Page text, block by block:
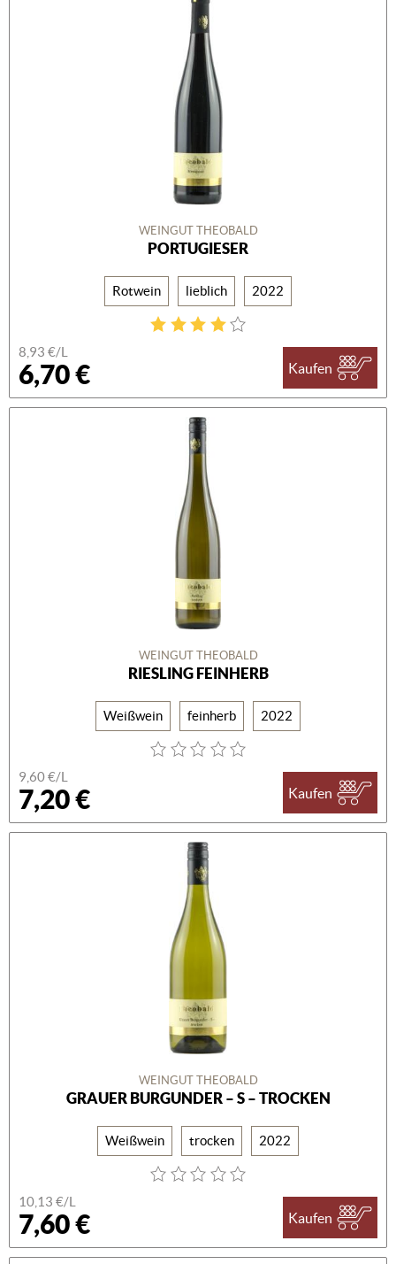
WEINGUT THEOBALD
PORTUGIESER
Rotwein lieblich 2022
8,93 €/L
6,70 € Kaufen
WEINGUT THEOBALD
RIESLING FEINHERB
Weißwein feinherb 2022
9,60 €/L
7,20 € Kaufen
WEINGUT THEOBALD
GRAUER BURGUNDER – S – TROCKEN
Weißwein trocken 2022
10,13 €/L
7,60 € Kaufen